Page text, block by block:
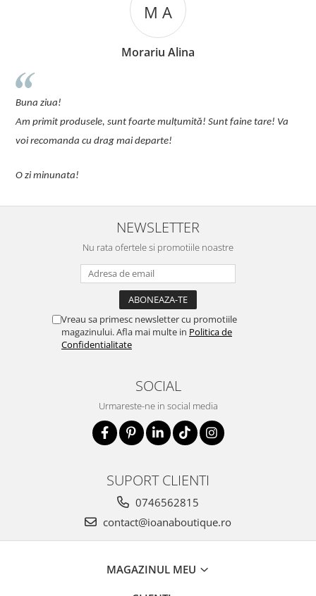
M A
Morariu Alina
produsele, sunt foarte mulțumită! Sunt faine tare! Va
cu drag mai departe!
NEWSLETTER
Nu rata ofertele si promotiile noastre
Vreau sa primesc newsletter cu promotiile
magazinului. Afla mai multe in Politica de
Confidentialitate
SOCIAL
Urmareste-ne in social media
SUPORT CLIENTI
0746562815
contact@ioanaboutique.ro
MAGAZINUL MEU